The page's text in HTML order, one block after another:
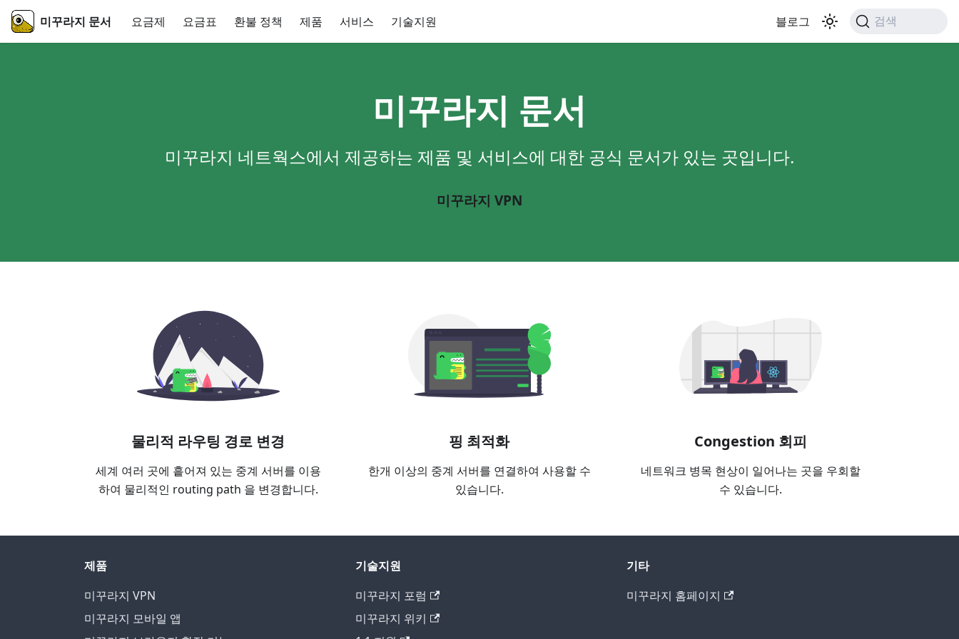
미꾸라지 문서 요금제 요금표 환불 정책 제품 서비스 기술지원 블로그 검색
미꾸라지 문서
미꾸라지 네트웍스에서 제공하는 제품 및 서비스에 대한 공식 문서가 있는 곳입니다.
미꾸라지 VPN
물리적 라우팅 경로 변경
세계 여러 곳에 흩어져 있는 중계 서버를 이용
하여 물리적인 routing path 을 변경합니다.
핑 최적화
한개 이상의 중계 서버를 연결하여 사용할 수
있습니다.
Congestion 회피
네트워크 병목 현상이 일어나는 곳을 우회할
수 있습니다.
제품
미꾸라지 VPN
미꾸라지 모바일 앱
기술지원
미꾸라지 포럼
미꾸라지 위키
기타
미꾸라지 홈페이지